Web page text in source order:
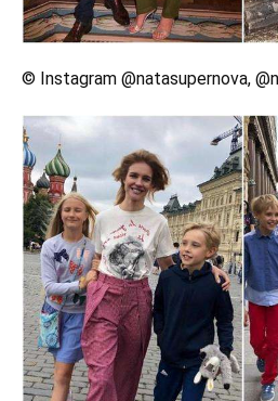
© Instagram @natasupernova,